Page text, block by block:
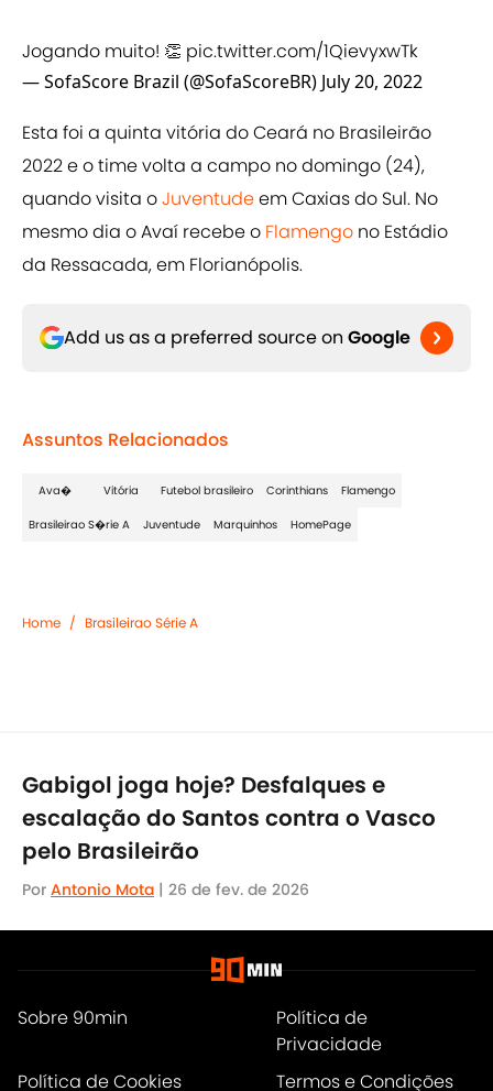
Jogando muito! 👏 pic.twitter.com/1QievyxwTk
— SofaScore Brazil (@SofaScoreBR) July 20, 2022
Esta foi a quinta vitória do Ceará no Brasileirão
2022 e o time volta a campo no domingo (24),
quando visita oJuventudeem Caxias do Sul. No
mesmo dia o Avaí recebe o Flamengo no Estádio
da Ressacada, em Florianópolis.
Add us as a preferred source on Google
Assuntos Relacionados
Ava� Vitória Futebol brasileiro Corinthians Flamengo
Brasileirao S�rie A Juventude Marquinhos HomePage
Home / Brasileirao Série A
Gabigol joga hoje? Desfalques e
escalação do Santos contra o Vasco
pelo Brasileirão
Por Antonio Mota | 26 de fev. de 2026
Sobre 90min
Política de
Privacidade
Política de Cookies
Termos e Condições